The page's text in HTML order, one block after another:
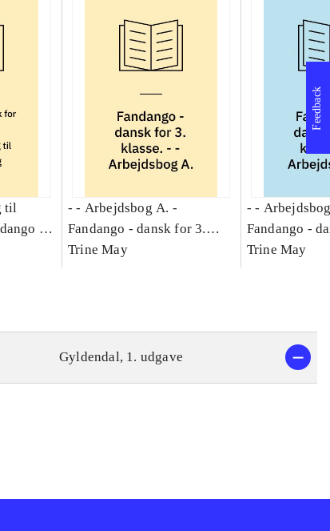
til
-
- - Arbejdsbog A. -
Fandango - dansk for 3.
klasse : grundbog. - -
Trine May
- -
Fandango -
klasse :
Trine May
Gyldendal, 1. udgave
Feedback